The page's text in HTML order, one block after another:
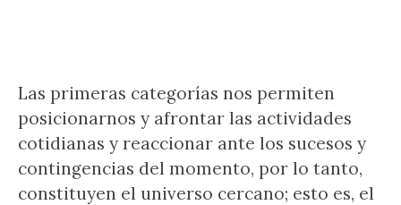
Las primeras categorías nos permiten
posicionarnos y afrontar las actividades
cotidianas y reaccionar ante los sucesos y
contingencias del momento, por lo tanto,
constituyen el universo cercano; esto es, el